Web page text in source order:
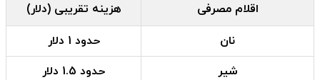
اقلام مصرفی هزینه تقریبی (دلار)
نان
حدود 1 دلار
شیر
حدود 1.5 دلار